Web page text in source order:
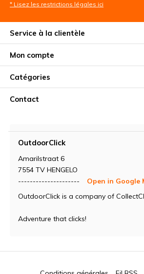
* Lisez les restrictions légales ici
Service à la clientèle
Mon compte
Catégories
Contact
OutdoorClick
Amarilstraat 6
7554 TV HENGELO
---------------------
Open in Google
OutdoorClick is a company of
Adventure that clicks!